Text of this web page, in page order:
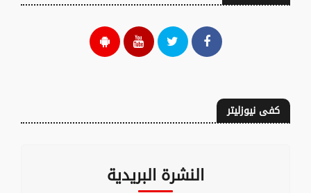
كفى نيوزليتر
النشرة البريدية